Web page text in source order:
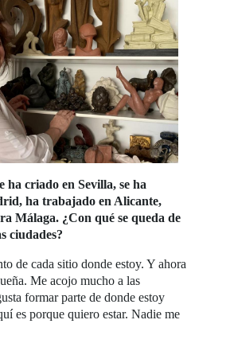
ha criado en Sevilla, se ha
ha trabajado en Alicante,
Málaga. ¿Con qué se queda de
ciudades?
de cada sitio donde estoy. Y ahora
Me acojo mucho a las
formar parte de donde estoy
es porque quiero estar. Nadie me